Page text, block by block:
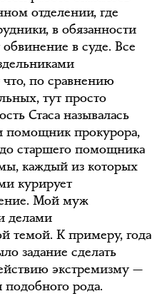
отделении, где
в обязанности
в суде. Все
по сравнению
тут просто
Стаса называлась
помощник прокурора,
старшего помощника
каждый из которых
курирует
Мой муж
делами
темой. К примеру, года
задание сделать
экстремизму —
рода.